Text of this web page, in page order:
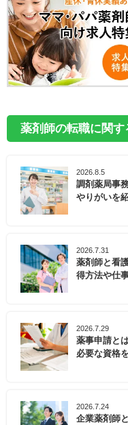
薬剤師の転職に関す
2026.8.5
調剤薬局事
やりがいを
2026.7.31
薬剤師と看
得方法や仕
2026.7.29
薬事申請と
必要な資格
2026.7.24
企業薬剤師